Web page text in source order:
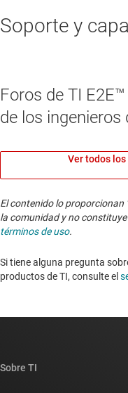
Soporte y
Foros de TI
de los ingenieros
Ver todos
El contenido lo proporcionan
la comunidad y no
términos de uso.
Si tiene alguna pregunta
productos de TI, consulte el
Sobre TI